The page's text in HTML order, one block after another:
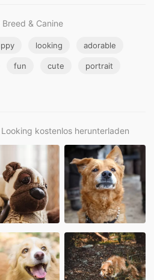
& Canine
looking adorable
fun cute portrait
kostenlos herunterladen